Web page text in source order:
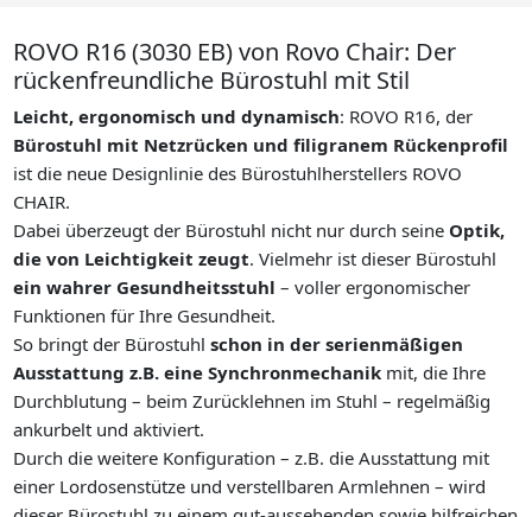
ROVO R16 (3030 EB) von Rovo Chair: Der
rückenfreundliche Bürostuhl mit Stil
Leicht, ergonomisch und dynamisch: ROVO R16, der
Bürostuhl mit Netzrücken und filigranem Rückenprofil
ist die neue Designlinie des Bürostuhlherstellers ROVO
CHAIR.
Dabei überzeugt der Bürostuhl nicht nur durch seine Optik,
die von Leichtigkeit zeugt. Vielmehr ist dieser Bürostuhl
ein wahrer Gesundheitsstuhl – voller ergonomischer
Funktionen für Ihre Gesundheit.
So bringt der Bürostuhlschon in der serienmäßigen
Ausstattung z.B. eine Synchronmechanik mit, die Ihre
Durchblutung – beim Zurücklehnen im Stuhl – regelmäßig
ankurbelt und aktiviert.
Durch die weitere Konfiguration – z.B. die Ausstattung mit
einer Lordosenstütze und verstellbaren Armlehnen – wird